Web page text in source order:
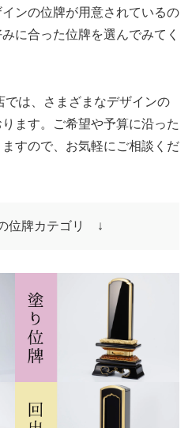
ンの位牌が用意されているの
に合った位牌を選んでみてく
は、さまざまなデザインの
ます。ご希望や予算に沿った
すので、お気軽にご相談くだ
位牌カテゴリ ↓